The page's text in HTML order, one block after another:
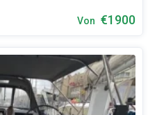
Von €1900